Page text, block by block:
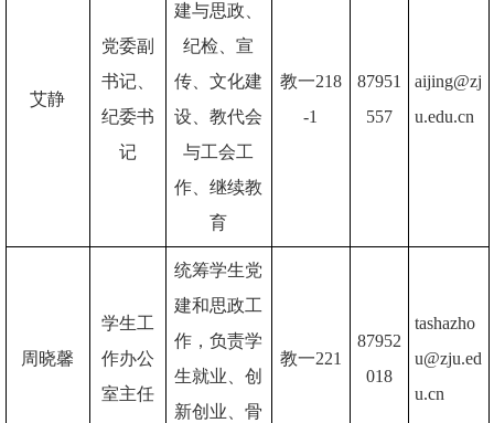
艾静
党委副
书记、
纪委书
记
建与思政、
纪检、宣
传、文化建
设、教代会
与工会工
作、继续教
育
教一218
-1
87951
557
aijing@zj
u.edu.cn
周晓馨
学生工
作办公
室主任
统筹学生党
建和思政工
作，负责学
生就业、创
新创业、骨
教一221
87952
018
tashazho
u@zju.ed
u.cn